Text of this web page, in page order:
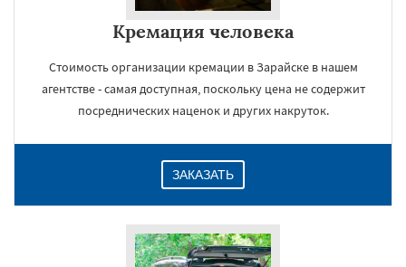
Кремация человека
Стоимость организации кремации в Зарайске в нашем
агентстве - самая доступная, поскольку цена не содержит
посреднических наценок и других накруток.
ЗАКАЗАТЬ